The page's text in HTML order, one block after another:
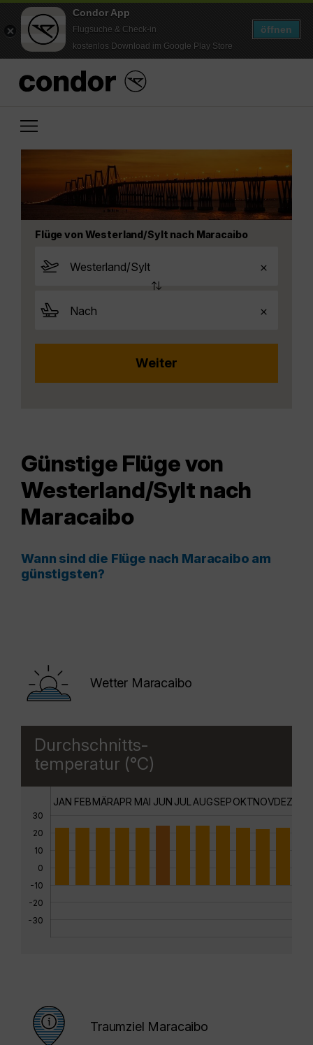
Condor App
Flugsuche & Check-in
kostenlos Download im Google Play Store
öffnen
Flüge von Westerland/Sylt nach Maracaibo
Günstige Flüge von
Westerland/Sylt nach
Maracaibo
Wann sind die Flüge nach Maracaibo am
günstigsten?
Wetter Maracaibo
Durchschnitts-
temperatur (°C)
30
20
10
0
-10
-20
-30
JAN FEBMÄRAPR MAI JUN JUL AUGSEPOKTNOVDEZ
Traumziel Maracaibo